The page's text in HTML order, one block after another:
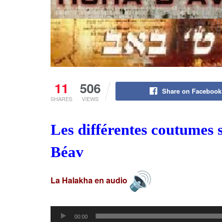
11
SHARES
506
VIEWS
Share on Facebook
Les différentes
Béav
La Halakha en audio
Lecteur00:00